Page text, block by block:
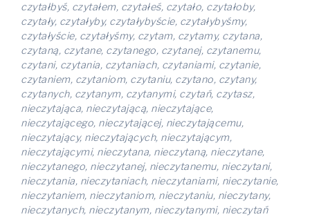
czytałbyś, czytałem, czytałeś, czytało, czytałoby,
czytały, czytałyby, czytałybyście, czytałybyśmy,
czytałyście, czytałyśmy, czytam, czytamy, czytana,
czytaną, czytane, czytanego, czytanej, czytanemu,
czytani, czytania, czytaniach, czytaniami, czytanie,
czytaniem, czytaniom, czytaniu, czytano, czytany,
czytanych, czytanym, czytanymi, czytań, czytasz,
nieczytająca, nieczytającą, nieczytające,
nieczytającego, nieczytającej, nieczytającemu,
nieczytający, nieczytających, nieczytającym,
nieczytającymi, nieczytana, nieczytaną, nieczytane,
nieczytanego, nieczytanej, nieczytanemu, nieczytani,
nieczytania, nieczytaniach, nieczytaniami, nieczytanie,
nieczytaniem, nieczytaniom, nieczytaniu, nieczytany,
nieczytanych, nieczytanym, nieczytanymi, nieczytań